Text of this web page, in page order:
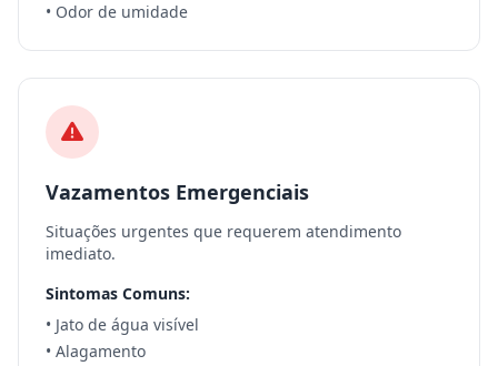
• Odor de umidade
Vazamentos Emergenciais
Situações urgentes que requerem atendimento
imediato.
Sintomas Comuns:
• Jato de água visível
• Alagamento